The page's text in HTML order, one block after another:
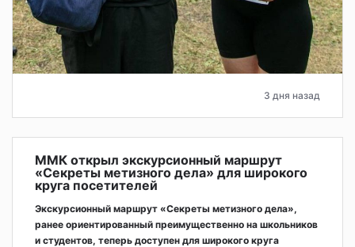
3 дня назад
ММК открыл экскурсионный маршрут
«Секреты метизного дела» для широкого
круга посетителей
Экскурсионный маршрут «Секреты метизного дела»,
ранее ориентированный преимущественно на школьников
и студентов, теперь доступен для широкого круга